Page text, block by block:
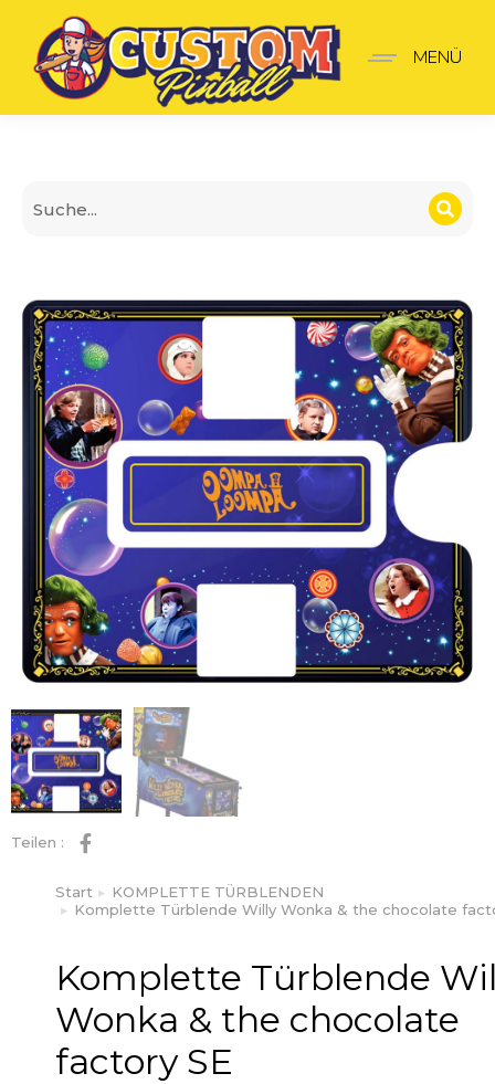
Komplette Türblende
MENÜ
Teilen :
Sie befinden sich hier:
Start
KOMPLETTE TÜRBLENDEN
Komplette Türblende Willy Wonka & the chocolate
Komplette Türblende
Wonka & the chocolate
factory SE